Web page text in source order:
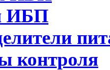
ИБП
контроля